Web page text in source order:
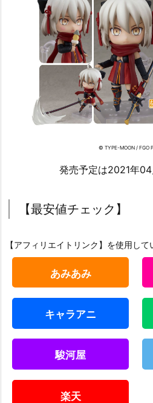
© TYPE-MOON / FGO
発売予定は2021年04
【最安値チェック】
【アフィリエイトリンク】を使用して
あみあみ
キャラアニ
駿河屋
楽天